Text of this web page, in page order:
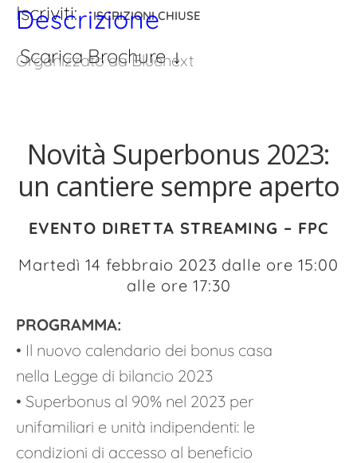
Iscriviti:
ISCRIZIONI CHIUSE
Scarica Brochure
Descrizione
Organizzato da Bluenext
Novità Superbonus 2023:
un cantiere sempre aperto
EVENTO DIRETTA STREAMING – FPC
Martedì 14 febbraio 2023 dalle ore 15:00
alle ore 17:30
PROGRAMMA:
• Il nuovo calendario dei bonus casa
nella Legge di bilancio 2023
• Superbonus al 90% nel 2023 per
unifamiliari e unità indipendenti: le
condizioni di accesso al beneficio